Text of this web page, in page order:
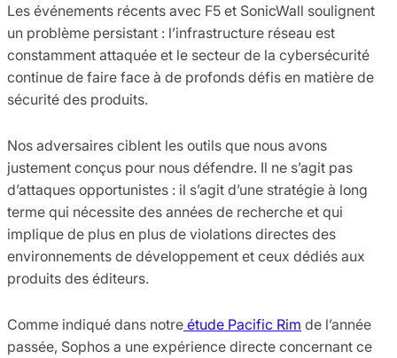
Les événements récents avec F5 et SonicWall soulignent
un problème persistant : l’infrastructure réseau est
constamment attaquée et le secteur de la cybersécurité
continue de faire face à de profonds défis en matière de
sécurité des produits.
Nos adversaires ciblent les outils que nous avons
justement conçus pour nous défendre. Il ne s’agit pas
d’attaques opportunistes : il s’agit d’une stratégie à long
terme qui nécessite des années de recherche et qui
implique de plus en plus de violations directes des
environnements de développement et ceux dédiés aux
produits des éditeurs.
Comme indiqué dans notre étude Pacific Rim de l’année
passée, Sophos a une expérience directe concernant ce